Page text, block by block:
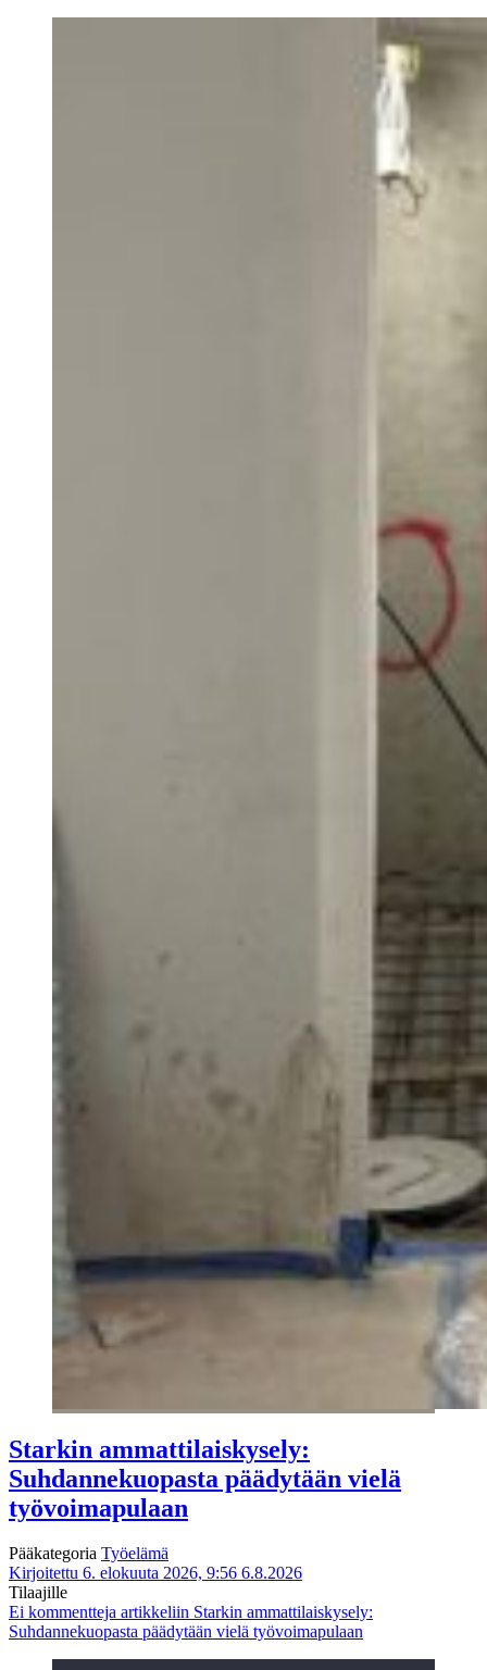
Starkin ammattilaiskysely:
Suhdannekuopasta päädytään vielä
työvoimapulaan
Pääkategoria Työelämä
Kirjoitettu 6. elokuuta 2026, 9:56 6.8.2026
Tilaajille
Ei kommentteja artikkeliin Starkin ammattilaiskysely:
Suhdannekuopasta päädytään vielä työvoimapulaan